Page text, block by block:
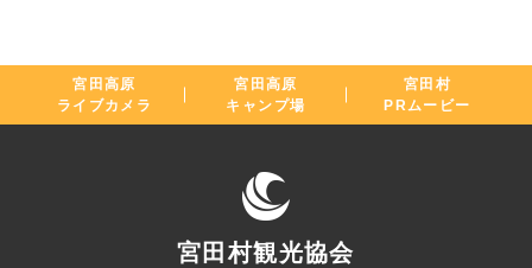
宮田高原
ライブカメラ
宮田高原
キャンプ場
宮田村
PRムービー
宮田村観光協会